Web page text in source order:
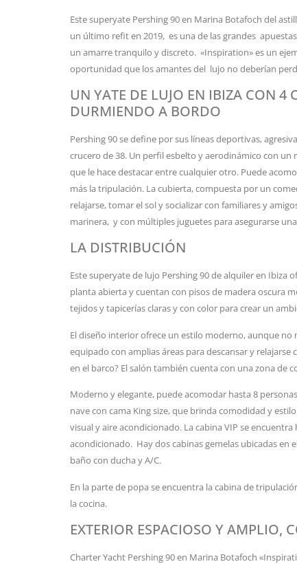
Este superyate Pershing 90 en Marina Botafoch del
un último refit en 2019, es una de las grandes
un amarre tranquilo y discreto. «Inspiration» es un
oportunidad que los amantes del lujo no deberían
UN YATE DE LUJO EN IBIZA CON 4
DURMIENDO A BORDO
Pershing 90 se define por sus líneas deportivas,
crucero de 38. Un perfil esbelto y aerodinámico con
que le hace destacar entre cualquier otro. Puede
más la tripulación. La cubierta, compuesta por un
relajarse, tomar el sol y socializar con familiares y
marinera, y con múltiples juguetes para asegurarse
LA DISTRIBUCIÓN
Este superyate de lujo Pershing 90 de alquiler en
planta abierta y cuentan con pisos de madera oscura
tejidos y tapicerías claras y con color para crear un
El diseño interior ofrece un estilo moderno, aunque no
equipado con amplias áreas para descansar y
en el barco? El salón también cuenta con una zona de
Moderno y elegante, puede acomodar hasta 8
nave con cama King size, que brinda comodidad y
visual y aire acondicionado. La cabina VIP se
acondicionado. Hay dos cabinas gemelas ubicadas en
baño con ducha y A/C.
En la parte de popa se encuentra la cabina de
la cocina.
EXTERIOR ESPACIOSO Y AMPLIO,
Charter Yacht Pershing 90 en Marina Botafoch